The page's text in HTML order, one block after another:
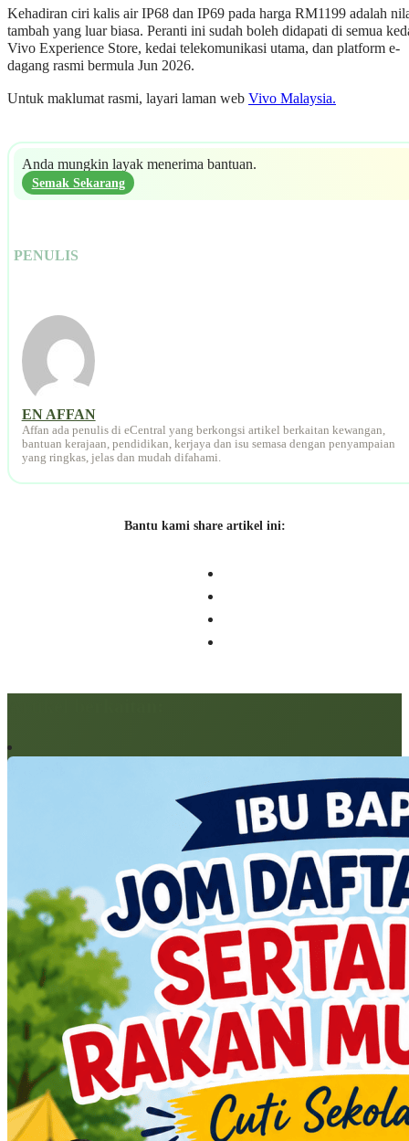
Kehadiran ciri kalis air IP68 dan IP69 pada harga RM1199 adalah
tambah yang luar biasa. Peranti ini sudah boleh didapati di semua
Vivo Experience Store, kedai telekomunikasi utama, dan platform e-
dagang rasmi bermula Jun 2026.
Untuk maklumat rasmi, layari laman web Vivo Malaysia.
Anda mungkin layak menerima bantuan.
Semak Sekarang
PENULIS
EN AFFAN
Affan ada penulis di eCentral yang berkongsi artikel berkaitan kewangan,
bantuan kerajaan, pendidikan, kerjaya dan isu semasa dengan penyampaian
yang ringkas, jelas dan mudah difahami.
Bantu kami share artikel ini: